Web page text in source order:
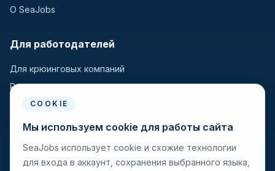
О SeaJobs
Для работодателей
Для крюинговых компаний
Разместить вакансию
Поиск кандидатов
Для моряков
COOKIE
Мы используем cookie для работы сайта
SeaJobs использует cookie и схожие технологии
для входа в аккаунт, сохранения выбранного языка,